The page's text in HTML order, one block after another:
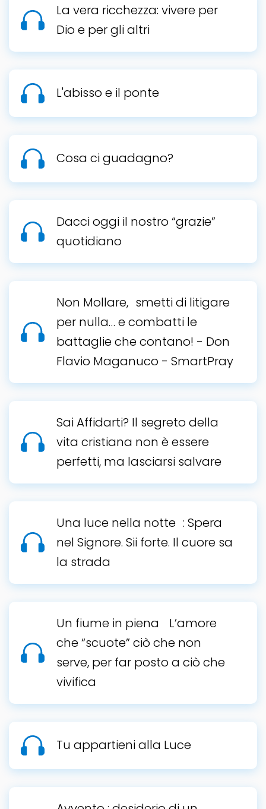
La vera ricchezza: vivere per
Dio e per gli altri
L'abisso e il ponte
Cosa ci guadagno?
Dacci oggi il nostro “grazie”
quotidiano
Non Mollare, smetti di litigare
per nulla… e combatti le
battaglie che contano! - Don
Flavio Maganuco - SmartPray
Sai Affidarti? Il segreto della
vita cristiana non è essere
perfetti, ma lasciarsi salvare
Una luce nella notte : Spera
nel Signore. Sii forte. Il cuore sa
la strada
Un fiume in piena L’amore
che “scuote” ciò che non
serve, per far posto a ciò che
vivifica
Tu appartieni alla Luce